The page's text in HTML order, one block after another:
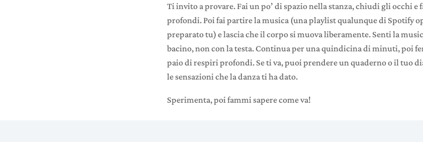
Ti invito a provare. Fai un po’ di spazio nella stanza, chiudi gli occhi e
profondi. Poi fai partire la musica (una playlist qualunque di Spotify
preparato tu) e lascia che il corpo si muova liberamente. Senti la
bacino, non con la testa. Continua per una quindicina di minuti, poi
paio di respiri profondi. Se ti va, puoi prendere un quaderno o il tuo
le sensazioni che la danza ti ha dato.
Sperimenta, poi fammi sapere come va!